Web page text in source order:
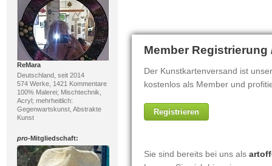
ReMara
Deutschland, seit 2014
574 Werke, 1421 Kommentare
100% Malerei; Mischtechnik,
Acryl; mehrheitlich:
Gegenwartskunst, Abstrakte
Kunst
pro-Mitgliedschaft: